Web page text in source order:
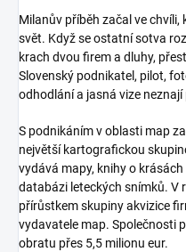
Milanův příběh začal ve
svět. Když se ostatní sotva
krach dvou firem a dluhy,
Slovenský podnikatel, pilot,
odhodlání a jasná vize neznají
S podnikáním v oblasti map
největší kartografickou
vydává mapy, knihy o
databázi leteckých snímků. V
přírůstkem skupiny akvizice
vydavatele map. Společnosti
obratu přes 5,5 milionu eur.